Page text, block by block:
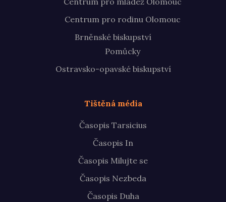
Centrum pro rodinu Olomouc
Brněnské biskupství
Pomůcky
Ostravsko-opavské biskupství
Tištěná média
Časopis Tarsicius
Časopis In
Časopis Milujte se
Časopis Nezbeda
Časopis Duha